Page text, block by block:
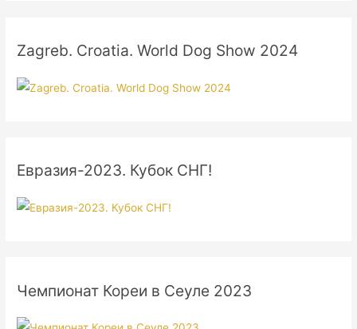
Zagreb. Croatia. World Dog Show 2024
Евразия-2023. Кубок СНГ!
Чемпионат Кореи в Сеуле 2023